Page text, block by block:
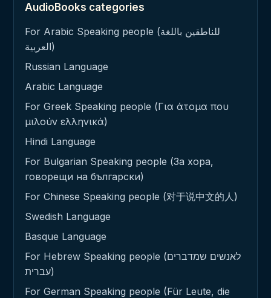
AudioBooks categories
For Arabic Speaking people (للناطقين باللغة
العربية)
Russian Language
Arabic Language
For Greek Speaking people (Για άτομα που
μιλούν ελληνικά)
Hindi Language
For Bulgarian Speaking people (За хора,
говорещи на български)
For Chinese Speaking people (对于说中文的人)
Swedish Language
Basque Language
For Hebrew Speaking people (לאנשים שמדברים
עברית)
For German Speaking people (Für Leute, die